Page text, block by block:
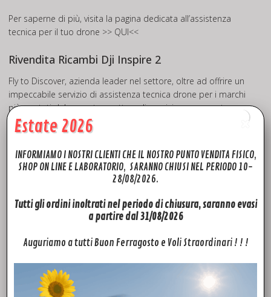
Per saperne di più, visita la pagina dedicata all’assistenza
tecnica per il tuo drone >> QUI<<
Rivendita Ricambi Dji Inspire 2
Fly to Discover, azienda leader nel settore, oltre ad offrire un
impeccabile servizio di assistenza tecnica drone per i marchi
più quotati del mercato, mette a disposizione una vasta
scelta di ricambi originali DJI INSPIRE 2 che potrai trovare in
pronta consegna quindi disponibili da SUBITO con spedizione
in tutta Europa in 24h. Potrai trovare ricambi e accessori per i
modelli: Phantom 3 pro-advanced-standard, Phantom 4
Advanced, Phantom 4 pro. Mavic pro, Mavic mini, Dji Mini 2,
Mavic pro 2, Mavic 2 Zoom, Mavic AIR, Mavic AIR 2, Spark,
Inspire pro, Inspire 2, Dji FPV. Quello che non troverai sul sito,
prova a chiedercelo, troveremo il modo per soddisfare le tue
che potranno esserti utili per riparare i tuoi droni.
FTD Rivenditore Dji Autorizzato
Estate 2026
INFORMIAMO I NOSTRI CLIENTI CHE IL NOSTRO PUNTO VENDITA FISICO,
SHOP ON LINE E LABORATORIO, SARANNO CHIUSI NEL PERIODO 10-
28/08/2026.
Tutti gli ordini inoltrati nel periodo di chiusura, saranno evasi
a partire dal 31/08/2026
Auguriamo a tutti Buon Ferragosto e Voli Straordinari ! ! !